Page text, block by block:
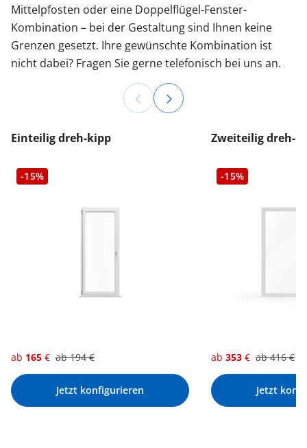
Mittelpfosten oder eine Doppelflügel-Fenster-
Kombination – bei der Gestaltung sind Ihnen keine
Grenzen gesetzt. Ihre gewünschte Kombination ist
nicht dabei? Fragen Sie gerne telefonisch bei uns an.
Einteilig dreh-kipp
-15%
ab 165 € ab194€
Jetzt konfigurieren
Zweiteilig dreh-
-15%
ab 353 € ab416€
Jetzt